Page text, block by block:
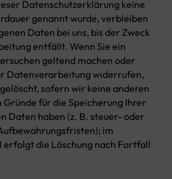
Datenschutzerklärung keine
genannt wurde, verbleiben
Daten bei uns, bis der Zweck
entfällt. Wenn Sie ein
geltend machen oder
Datenverarbeitung widerrufen,
sofern wir keine anderen
Gründe für die Speicherung Ihrer
Daten haben (z. B. steuer- oder
im
die Löschung nach Fortfall